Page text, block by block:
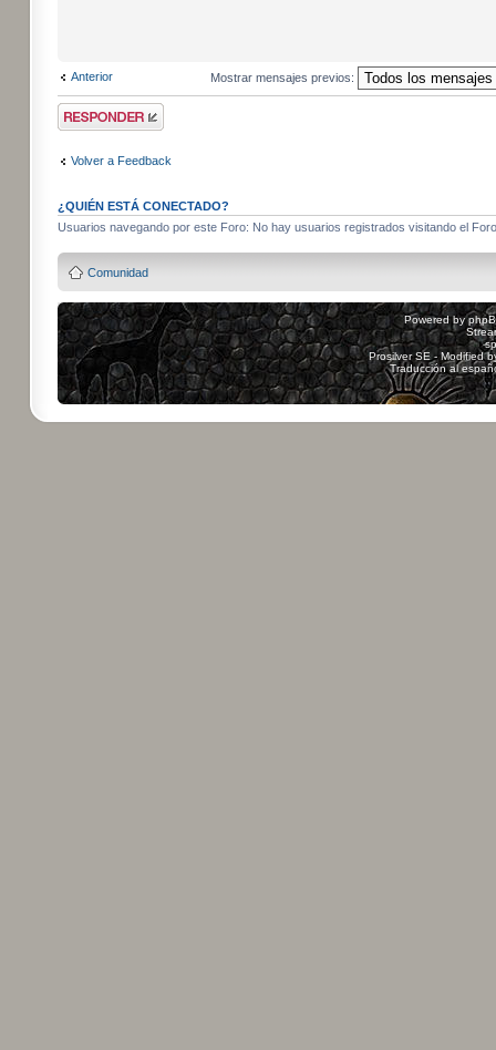
Anterior Mostrar mensajes previos:
Publicar una
respuesta
Volver a Feedback
¿QUIÉN ESTÁ CONECTADO?
Usuarios navegando por este Foro: No hay usuarios registrados visitando el
Comunidad
Powered by
Prosilver SE - Modified
Traducción al